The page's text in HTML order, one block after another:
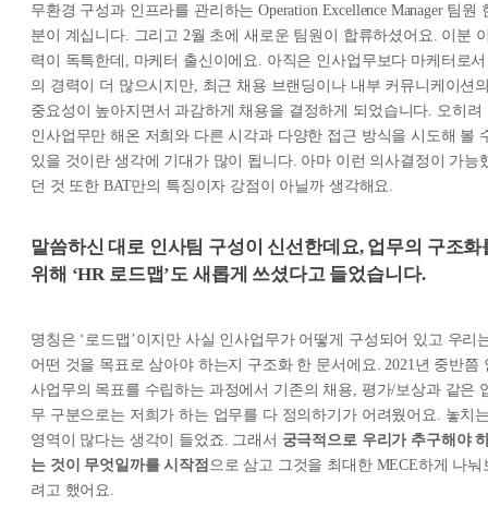
무환경 구성과 인프라를 관리하는 Operation Excellence Manager 팀원
분이 계십니다. 그리고 2월 초에 새로운 팀원이 합류하셨어요. 이분
력이 독특한데, 마케터 출신이에요. 아직은 인사업무보다 마케터로서
의 경력이 더 많으시지만, 최근 채용 브랜딩이나 내부 커뮤니케이션
중요성이 높아지면서 과감하게 채용을 결정하게 되었습니다. 오히려
인사업무만 해온 저희와 다른 시각과 다양한 접근 방식을 시도해 볼
있을 것이란 생각에 기대가 많이 됩니다. 아마 이런 의사결정이 가능
던 것 또한 BAT만의 특징이자 강점이 아닐까 생각해요.
말씀하신 대로 인사팀 구성이 신선한데요, 업무의 구조화
위해 ‘HR 로드맵’도 새롭게 쓰셨다고 들었습니다.
명칭은 ‘로드맵’이지만 사실 인사업무가 어떻게 구성되어 있고 우리
어떤 것을 목표로 삼아야 하는지 구조화 한 문서에요. 2021년 중반쯤
사업무의 목표를 수립하는 과정에서 기존의 채용, 평가/보상과 같은
무 구분으로는 저희가 하는 업무를 다 정의하기가 어려웠어요. 놓치
영역이 많다는 생각이 들었죠. 그래서 궁극적으로 우리가 추구해야
는 것이 무엇일까를 시작점 으로 삼고 그것을 최대한 MECE하게 나눠
려고 했어요.